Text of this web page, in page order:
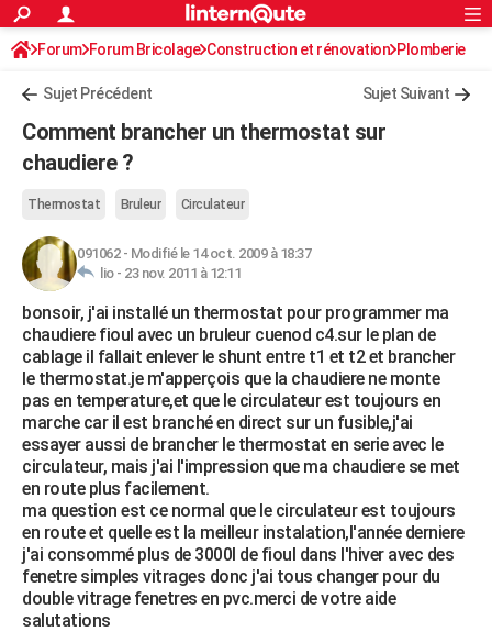
ACTUALITÉS
Politique
Société
Faits Divers
Education
Monde
Villes
+
Programme TV
Streaming
Cinéma
Sorties cinéma
Musique
FINANCE
Retraite
Impôts
Epargne
Immobilier
Risques naturels par ville
Banque
Assurance
Crédit
AUTO
Essais
Réserver un essai
Citadines
Berlines
SUV
Forum auto
HIGH-TECH
Mobiles
Meilleur smartphone
Internet
Ordinateurs
Jeux vidéo
Guide high-tech
BRICOLAGE
Forum
Aménagement intérieur
Extérieur
Cuisine
Salle de bains
Jardinage
Rangement
WEEK-END
Guides de France
Escapades
Patrimoine
Expositions
Musées
Week-end nature
LIFESTYLE
Art de vivre
Bien-être
Loisirs
Mode
Modes de vie
SANTE
Alimentation
Guide de la santé
Maladies
Médicaments
Sommeil
VOYAGE
Destinations
City break
Voyage nature
Voyage de noces
Forum
Climat
+PHOTO
GUIDES D'ACHAT
BONS PLANS
Rechercher
S'inscrire
Connexion
Forum Forum Bricolage Construction et rénovation Plomberie
Sujet Précédent Sujet Suivant
Comment brancher un thermostat sur
chaudiere ?
Thermostat Bruleur Circulateur
091062- Modifié le 14 oct. 2009 à 18:37
lio - 23 nov. 2011 à 12:11
bonsoir, j'ai installé un thermostat pour programmer ma
chaudiere fioul avec un bruleur cuenod c4.sur le plan de
cablage il fallait enlever le shunt entre t1 et t2 et brancher
le thermostat.je m'apperçois que la chaudiere ne monte
pas en temperature,et que le circulateur est toujours en
marche car il est branché en direct sur un fusible,j'ai
essayer aussi de brancher le thermostat en serie avec le
circulateur, mais j'ai l'impression que ma chaudiere se met
en route plus facilement.
ma question est ce normal que le circulateur est toujours
en route et quelle est la meilleur instalation,l'année derniere
j'ai consommé plus de 3000l de fioul dans l'hiver avec des
fenetre simples vitrages donc j'ai tous changer pour du
double vitrage fenetres en pvc.merci de votre aide
salutations